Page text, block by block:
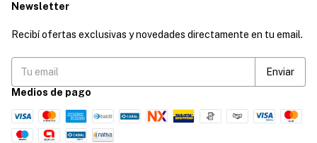
Newsletter
Recibí ofertas exclusivas y novedades directamente en tu email.
Medios de pago